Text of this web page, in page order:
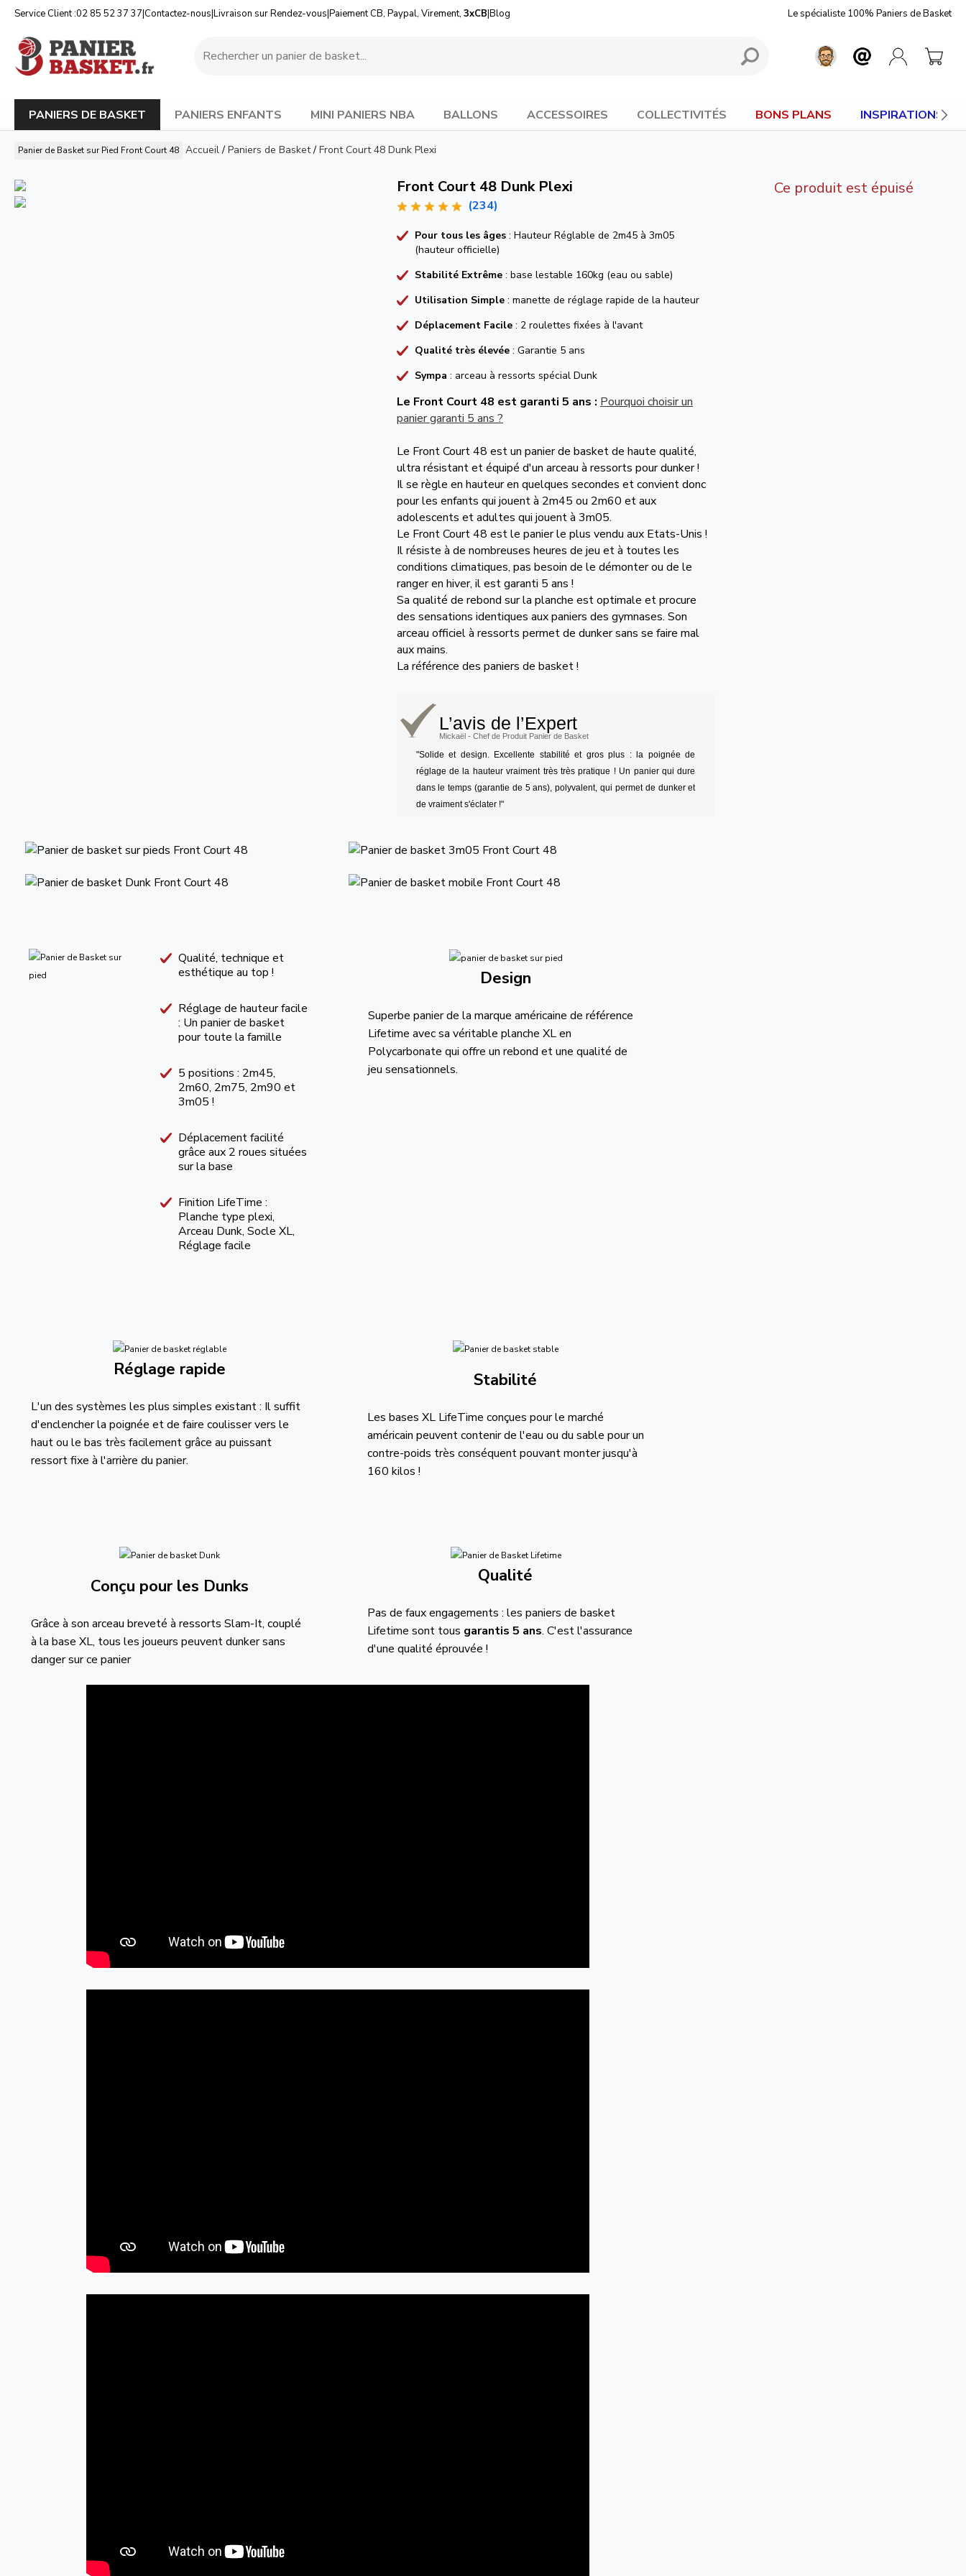
Service Client :02 85 52 37 37|Contactez-nous|Livraison sur Rendez-vous|Paiement CB, Paypal, Virement, 3xCB|Blog Le spécialiste 100% Paniers de Basket
PANIERS DE BASKET PANIERS ENFANTS MINI PANIERS NBA BALLONS ACCESSOIRES COLLECTIVITÉS BONS PLANS INSPIRATIONS
Panier de Basket sur Pied Front Court 48 Accueil/ Paniers de Basket/ Front Court 48 Dunk Plexi
Ce produit est épuisé
Front Court 48 Dunk Plexi
(234)
Pour tous les âges : Hauteur Réglable de 2m45 à 3m05
(hauteur officielle)
Stabilité Extrême : base lestable 160kg (eau ou sable)
Utilisation Simple : manette de réglage rapide de la hauteur
Déplacement Facile : 2 roulettes fixées à l'avant
Qualité très élevée : Garantie 5 ans
Sympa : arceau à ressorts spécial Dunk
Le Front Court 48 est garanti 5 ans : Pourquoi choisir un
panier garanti 5 ans ?
Le Front Court 48 est un panier de basket de haute qualité,
ultra résistant et équipé d'un arceau à ressorts pour dunker !
Il se règle en hauteur en quelques secondes et convient donc
pour les enfants qui jouent à 2m45 ou 2m60 et aux
adolescents et adultes qui jouent à 3m05.
Le Front Court 48 est le panier le plus vendu aux Etats-Unis !
Il résiste à de nombreuses heures de jeu et à toutes les
conditions climatiques, pas besoin de le démonter ou de le
ranger en hiver, il est garanti 5 ans !
Sa qualité de rebond sur la planche est optimale et procure
des sensations identiques aux paniers des gymnases. Son
arceau officiel à ressorts permet de dunker sans se faire mal
aux mains.
La référence des paniers de basket !
L’avis de l’Expert
Mickaël - Chef de Produit Panier de Basket
"Solide et design. Excellente stabilité et gros plus : la poignée de
réglage de la hauteur vraiment très très pratique ! Un panier qui dure
dans le temps (garantie de 5 ans), polyvalent, qui permet de dunker et
de vraiment s'éclater !"
Qualité, technique et
esthétique au top !
Réglage de hauteur facile
: Un panier de basket
pour toute la famille
5 positions : 2m45,
2m60, 2m75, 2m90 et
3m05 !
Déplacement facilité
grâce aux 2 roues situées
sur la base
Finition LifeTime :
Planche type plexi,
Arceau Dunk, Socle XL,
Réglage facile
Design
Superbe panier de la marque américaine de référence
Lifetime avec sa véritable planche XL en
Polycarbonate qui offre un rebond et une qualité de
jeu sensationnels.
Réglage rapide
L'un des systèmes les plus simples existant : Il suffit
d'enclencher la poignée et de faire coulisser vers le
haut ou le bas très facilement grâce au puissant
ressort fixe à l'arrière du panier.
Stabilité
Les bases XL LifeTime conçues pour le marché
américain peuvent contenir de l'eau ou du sable pour un
contre-poids très conséquent pouvant monter jusqu'à
160 kilos !
Conçu pour les Dunks
Grâce à son arceau breveté à ressorts Slam-It, couplé
à la base XL, tous les joueurs peuvent dunker sans
danger sur ce panier
Qualité
Pas de faux engagements : les paniers de basket
Lifetime sont tous garantis 5 ans. C'est l'assurance
d'une qualité éprouvée !